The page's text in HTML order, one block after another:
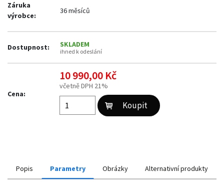
Záruka
výrobce:
36 měsíců
Dostupnost: SKLADEM
ihned k odeslání
Cena:
10 990,00 Kč
včetně DPH 21%
Popis Parametry Obrázky Alternativní produkty